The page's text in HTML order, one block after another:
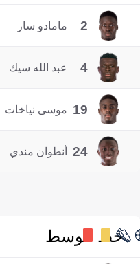
2 مامادو سار
4 عبد الله سيك
19 موسى نياخات
24 أنطوان مندي
خط الوسط